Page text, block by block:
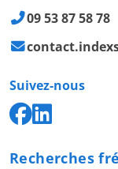
09 53 87 58 78
Suivez-nous
Recherches